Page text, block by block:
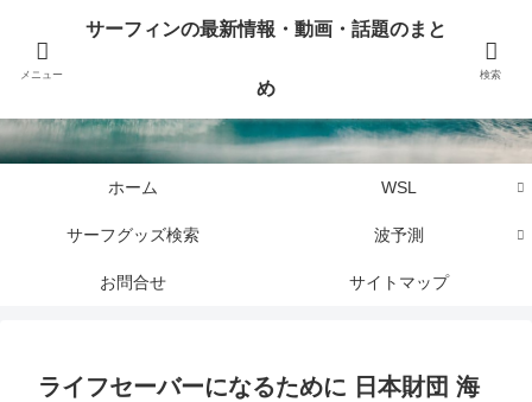
サーフィンに関するニュース・話題や最新情報を写真、画像、動画でまとめて
ホーム WSL
サーフグッズ検索 波予測
お問合せ サイトマップ
ライフセーバーになるために 日本財団 海
メニュー
サーフィンの最新情報・動画・話題のまと
め
検索